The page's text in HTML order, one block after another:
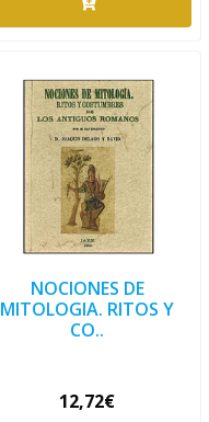
NOCIONES DE
MITOLOGIA. RITOS Y
CO..
12,72€